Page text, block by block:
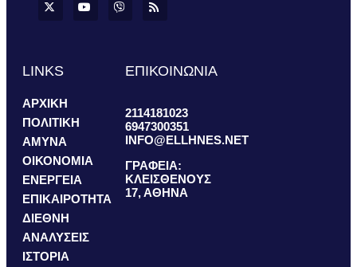
LINKS
ΑΡΧΙΚΗ
ΠΟΛΙΤΙΚΗ
ΑΜΥΝΑ
ΟΙΚΟΝΟΜΙΑ
ΕΝΕΡΓΕΙΑ
ΕΠΙΚΑΙΡΟΤΗΤΑ
ΔΙΕΘΝΗ
ΑΝΑΛΥΣΕΙΣ
ΙΣΤΟΡΙΑ
ΕΠΙΚΟΙΝΩΝΙΑ
2114181023
6947300351
INFO@ELLHNES.NET
ΓΡΑΦΕΙΑ:
ΚΛΕΙΣΘΕΝΟΥΣ
17, ΑΘΗΝΑ